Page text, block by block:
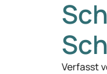
Verfasst